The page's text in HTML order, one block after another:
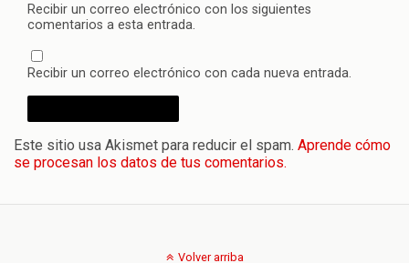
Recibir un correo electrónico con los siguientes
comentarios a esta entrada.
Recibir un correo electrónico con cada nueva entrada.
Este sitio usa Akismet para reducir el spam. Aprende cómo
se procesan los datos de tus comentarios.
Volver arriba